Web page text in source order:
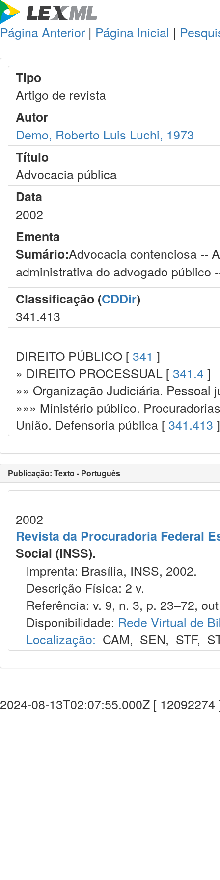
Página Anterior | Página Inicial |
Tipo
Artigo de revista
Autor
Demo, Roberto Luis Luchi, 1973
Título
Advocacia pública
Data
2002
Ementa
Sumário:Advocacia contenciosa --
administrativa do advogado público
Classificação (CDDir)
341.413
DIREITO PÚBLICO [ 341 ]
» DIREITO PROCESSUAL [ 341.4 ]
»» Organização Judiciária. Pessoal
»»» Ministério público.
União. Defensoria pública [ 341.413 ]
Publicação: Texto - Português
2002
Revista da Procuradoria Federal
Social (INSS).
Imprenta: Brasília, INSS, 2002.
Descrição Física: 2 v.
Referência: v. 9, n. 3, p. 23–72,
Disponibilidade: Rede Virtual de
Localização: CAM, SEN, STF,
2024-08-13T02:07:55.000Z [ 12092274